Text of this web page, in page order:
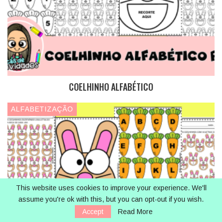
COELHINHO ALFABÉTICO
ALFABETIZAÇÃO
This website uses cookies to improve your experience. We'll
assume you're ok with this, but you can opt-out if you wish.
Accept
Read More